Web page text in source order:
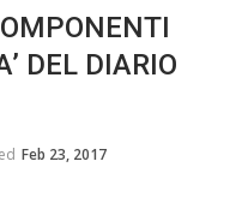
E BUON SENSO
DEL DIARIO
Feb 23, 2017